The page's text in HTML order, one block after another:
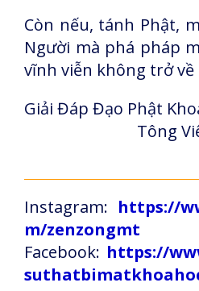
Còn nếu, tánh Phật,
Người mà phá pháp
vĩnh viễn không trở về
Giải Đáp Đạo Phật
Tông
Instagram: https://
m/zenzongmt
Facebook: https://